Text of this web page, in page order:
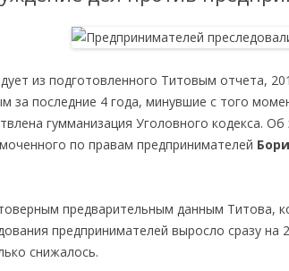
из подготовленного Титовым отчета,
за последние 4 года, минувшие с того
гумманизация Уголовного кодекса.
по правам предпринимателей
предварительным данным Титова,
предпринимателей выросло сразу на
снижалось.